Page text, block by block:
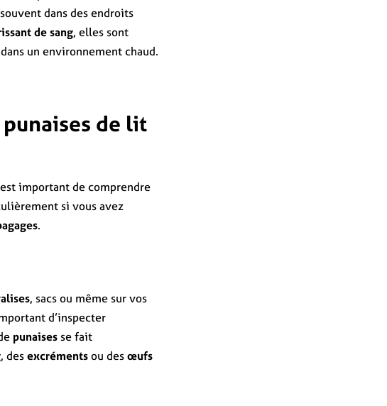
dans des endroits
de sang, elles sont
un environnement chaud.
de lit
important de comprendre
si vous avez
.
, sacs ou même sur vos
d’inspecter
punaisesse fait
, desexcrémentsou desœufs